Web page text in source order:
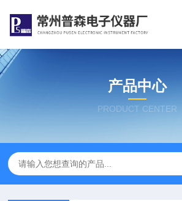
产品中心
PRODUCT CENTER